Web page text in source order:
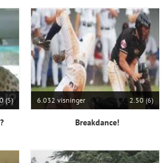
(5) 6.032 visninger 2.50 (6)
Breakdance!